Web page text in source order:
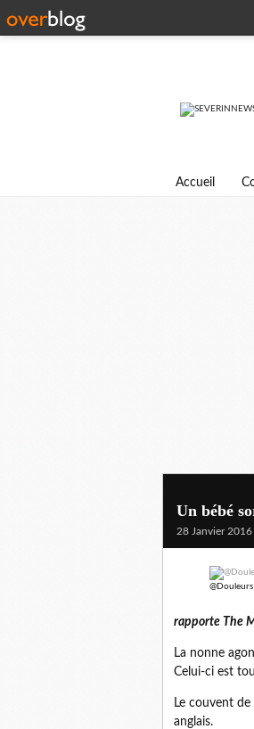
Accueil
Un bébé
28 Janvier 2016
rapporte The
La nonne
Celui-ci est
Le couvent
anglais.